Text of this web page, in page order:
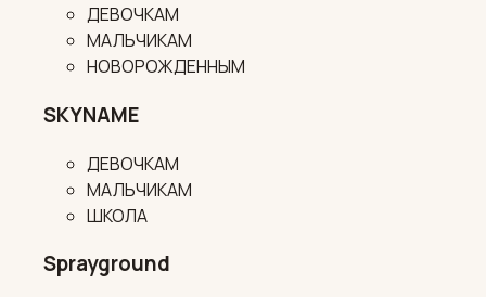
ДЕВОЧКАМ
МАЛЬЧИКАМ
НОВОРОЖДЕННЫМ
SKYNAME
ДЕВОЧКАМ
МАЛЬЧИКАМ
ШКОЛА
Sprayground